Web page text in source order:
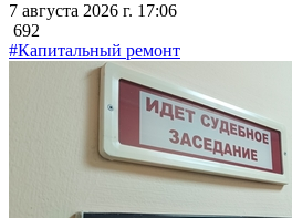
7 августа 2026 г. 17:06
692
#Капитальный ремонт